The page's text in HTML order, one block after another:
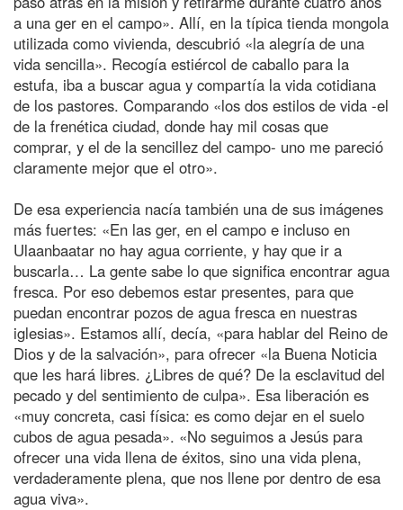
a una ger en el campo». Allí, en la típica tienda mongola
utilizada como vivienda, descubrió «la alegría de una
vida sencilla». Recogía estiércol de caballo para la
estufa, iba a buscar agua y compartía la vida cotidiana
de los pastores. Comparando «los dos estilos de vida -el
de la frenética ciudad, donde hay mil cosas que
comprar, y el de la sencillez del campo- uno me pareció
claramente mejor que el otro».
De esa experiencia nacía también una de sus imágenes
más fuertes: «En las ger, en el campo e incluso en
Ulaanbaatar no hay agua corriente, y hay que ir a
buscarla… La gente sabe lo que significa encontrar agua
fresca. Por eso debemos estar presentes, para que
puedan encontrar pozos de agua fresca en nuestras
iglesias». Estamos allí, decía, «para hablar del Reino de
Dios y de la salvación», para ofrecer «la Buena Noticia
que les hará libres. ¿Libres de qué? De la esclavitud del
pecado y del sentimiento de culpa». Esa liberación es
«muy concreta, casi física: es como dejar en el suelo
cubos de agua pesada». «No seguimos a Jesús para
ofrecer una vida llena de éxitos, sino una vida plena,
verdaderamente plena, que nos llene por dentro de esa
agua viva».